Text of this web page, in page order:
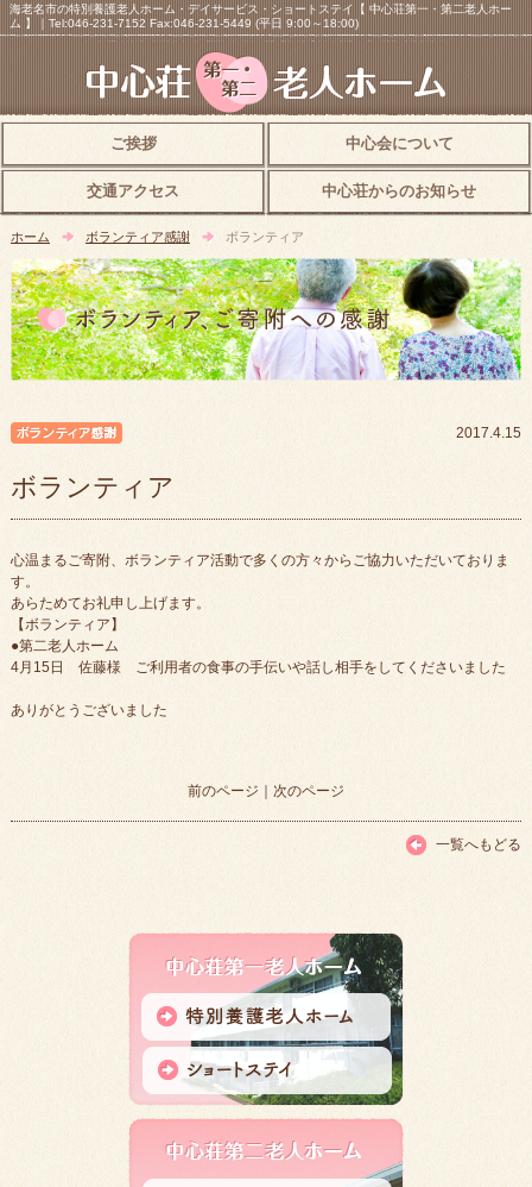
海老名市の特別養護老人ホーム・デイサービス・ショートステイ【 中心荘第一・第二老人ホー
ム 】｜Tel:046-231-7152 Fax:046-231-5449 (平日 9:00～18:00)
ご挨拶 中心会について
交通アクセス 中心荘からのお知らせ
ホーム ボランティア感謝 ボランティア
2017.4.15
ボランティア
心温まるご寄附、ボランティア活動で多くの方々からご協力いただいておりま
す。
あらためてお礼申し上げます。
【ボランティア】
●第二老人ホーム
4月15日 佐藤様 ご利用者の食事の手伝いや話し相手をしてくださいました
ありがとうございました
前のページ ｜ 次のページ
一覧へもどる